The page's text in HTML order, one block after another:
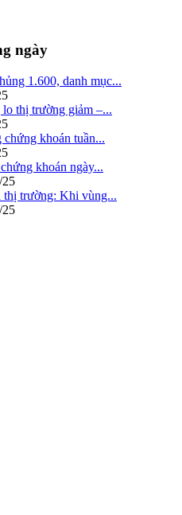
ngày
1.600, danh mục...
thị trường giảm –...
khoán tuần...
khoán ngày...
25
thị trường: Khi vùng...
25